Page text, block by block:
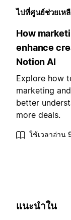
ไปที่ศูนย์ช่วยเห
How
enhance
Notion AI
Explore how
marketing
better
more deals.
ใช้เวลาอ่าน
แนะนำใน